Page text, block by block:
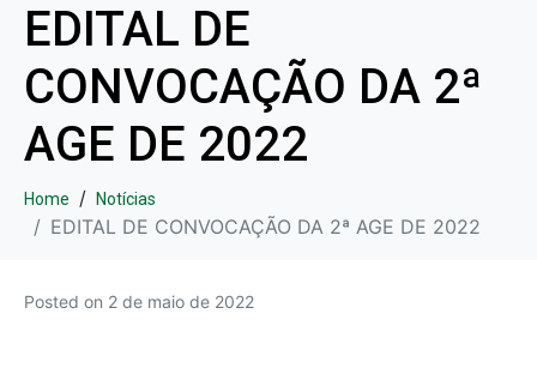
EDITAL DE
CONVOCAÇÃO DA 2ª
AGE DE 2022
Home Notícias
EDITAL DE CONVOCAÇÃO DA 2ª AGE DE 2022
Posted on 2 de maio de 2022